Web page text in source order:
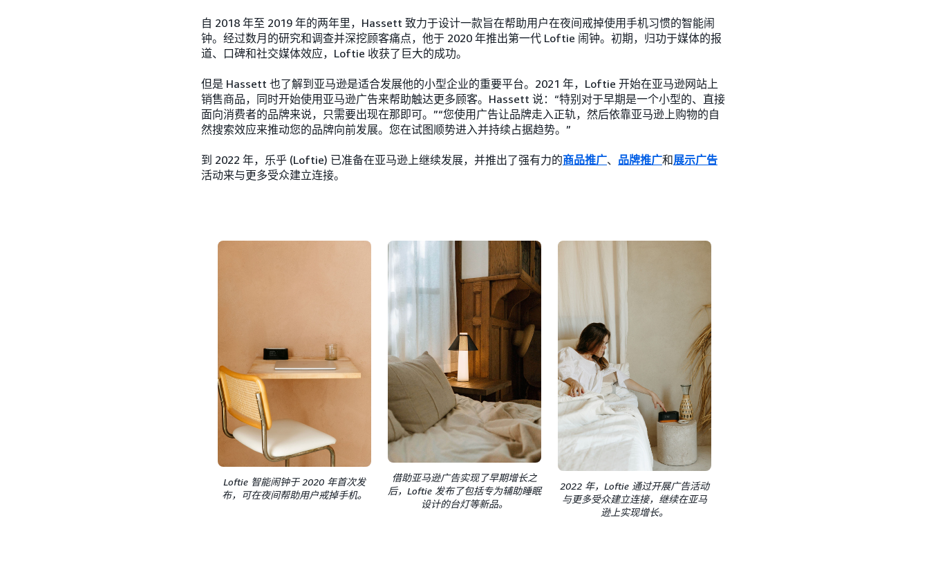
自 2018 年至 2019 年的两年里，Hassett 致力于设计一款旨在帮助用户在夜间戒掉使用手机习惯的智能闹
钟。经过数月的研究和调查并深挖顾客痛点，他于 2020 年推出第一代 Loftie 闹钟。初期，归功于媒体的报
道、口碑和社交媒体效应，Loftie 收获了巨大的成功。
但是 Hassett 也了解到亚马逊是适合发展他的小型企业的重要平台。2021 年，Loftie 开始在亚马逊网站上
销售商品，同时开始使用亚马逊广告来帮助触达更多顾客。Hassett 说：“特别对于早期是一个小型的、直接
面向消费者的品牌来说，只需要出现在那即可。”“您使用广告让品牌走入正轨，然后依靠亚马逊上购物的自
然搜索效应来推动您的品牌向前发展。您在试图顺势进入并持续占据趋势。”
到 2022 年，乐乎 (Loftie) 已准备在亚马逊上继续发展，并推出了强有力的商品推广、 品牌推广和展示广告
活动来与更多受众建立连接。
Loftie 智能闹钟于 2020 年首次发
布，可在夜间帮助用户戒掉手机。
借助亚马逊广告实现了早期增长之
后，Loftie 发布了包括专为辅助睡眠
设计的台灯等新品。
2022 年，Loftie 通过开展广告活动
与更多受众建立连接，继续在亚马
逊上实现增长。